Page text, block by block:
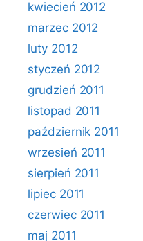
kwiecień 2012
marzec 2012
luty 2012
styczeń 2012
grudzień 2011
listopad 2011
październik 2011
wrzesień 2011
sierpień 2011
lipiec 2011
czerwiec 2011
maj 2011